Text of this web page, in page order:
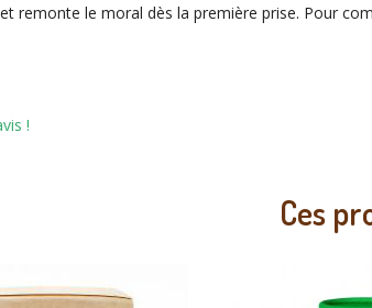
remonte le moral dès la première prise. Pour
!
Ces